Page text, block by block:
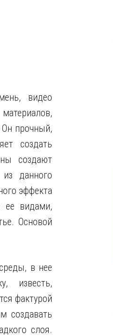
видео
прочный,
создать
создают
данного
эффекта
ее видами,
Основой
в нее
известь,
фактурой
создавать
слоя.